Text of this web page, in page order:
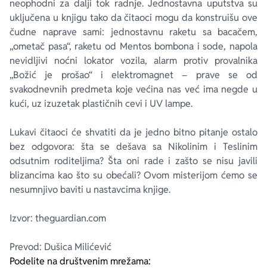
neophodni za dalji tok radnje. Jednostavna uputstva su
uključena u knjigu tako da čitaoci mogu da konstruišu ove
čudne naprave sami: jednostavnu raketu sa bacačem,
„ometač pasa“, raketu od Mentos bombona i sode, napola
nevidljivi noćni lokator vozila, alarm protiv provalnika
„Božić je prošao“ i elektromagnet – prave se od
svakodnevnih predmeta koje većina nas već ima negde u
kući, uz izuzetak plastičnih cevi i UV lampe.
Lukavi čitaoci će shvatiti da je jedno bitno pitanje ostalo
bez odgovora: šta se dešava sa Nikolinim i Teslinim
odsutnim roditeljima? Šta oni rade i zašto se nisu javili
blizancima kao što su obećali? Ovom misterijom ćemo se
nesumnjivo baviti u nastavcima knjige.
Izvor: theguardian.com
Prevod: Dušica Milićević
Podelite na društvenim mrežama: